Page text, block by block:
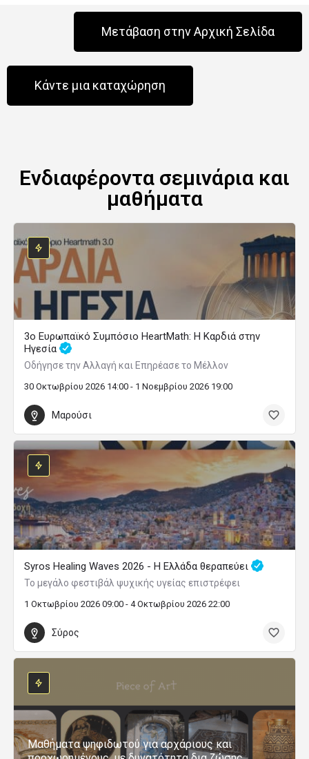
Μετάβαση στην Αρχική Σελίδα
Κάντε μια καταχώρηση
Ενδιαφέροντα σεμινάρια και
μαθήματα
3ο Ευρωπαϊκό Συμπόσιο HeartMath: Η Καρδιά στην
Ηγεσία
Οδήγησε την Αλλαγή και Επηρέασε το Μέλλον
30 Οκτωβρίου 2026 14:00 - 1 Νοεμβρίου 2026 19:00
Μαρούσι
Syros Healing Waves 2026 - Η Ελλάδα θεραπεύει
Το μεγάλο φεστιβάλ ψυχικής υγείας επιστρέφει
1 Οκτωβρίου 2026 09:00 - 4 Οκτωβρίου 2026 22:00
Σύρος
Μαθήματα ψηφιδωτού για αρχάριους και